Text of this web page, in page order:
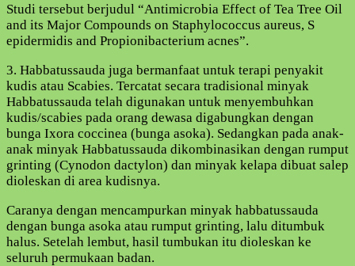
Studi tersebut berjudul “Antimicrobia Effect of Tea Tree Oil
and its Major Compounds on Staphylococcus aureus, S
epidermidis and Propionibacterium acnes”.
3. Habbatussauda juga bermanfaat untuk terapi penyakit
kudis atau Scabies. Tercatat secara tradisional minyak
Habbatussauda telah digunakan untuk menyembuhkan
kudis/scabies pada orang dewasa digabungkan dengan
bunga Ixora coccinea (bunga asoka). Sedangkan pada anak-
anak minyak Habbatussauda dikombinasikan dengan rumput
grinting (Cynodon dactylon) dan minyak kelapa dibuat salep
dioleskan di area kudisnya.
Caranya dengan mencampurkan minyak habbatussauda
dengan bunga asoka atau rumput grinting, lalu ditumbuk
halus. Setelah lembut, hasil tumbukan itu dioleskan ke
seluruh permukaan badan.